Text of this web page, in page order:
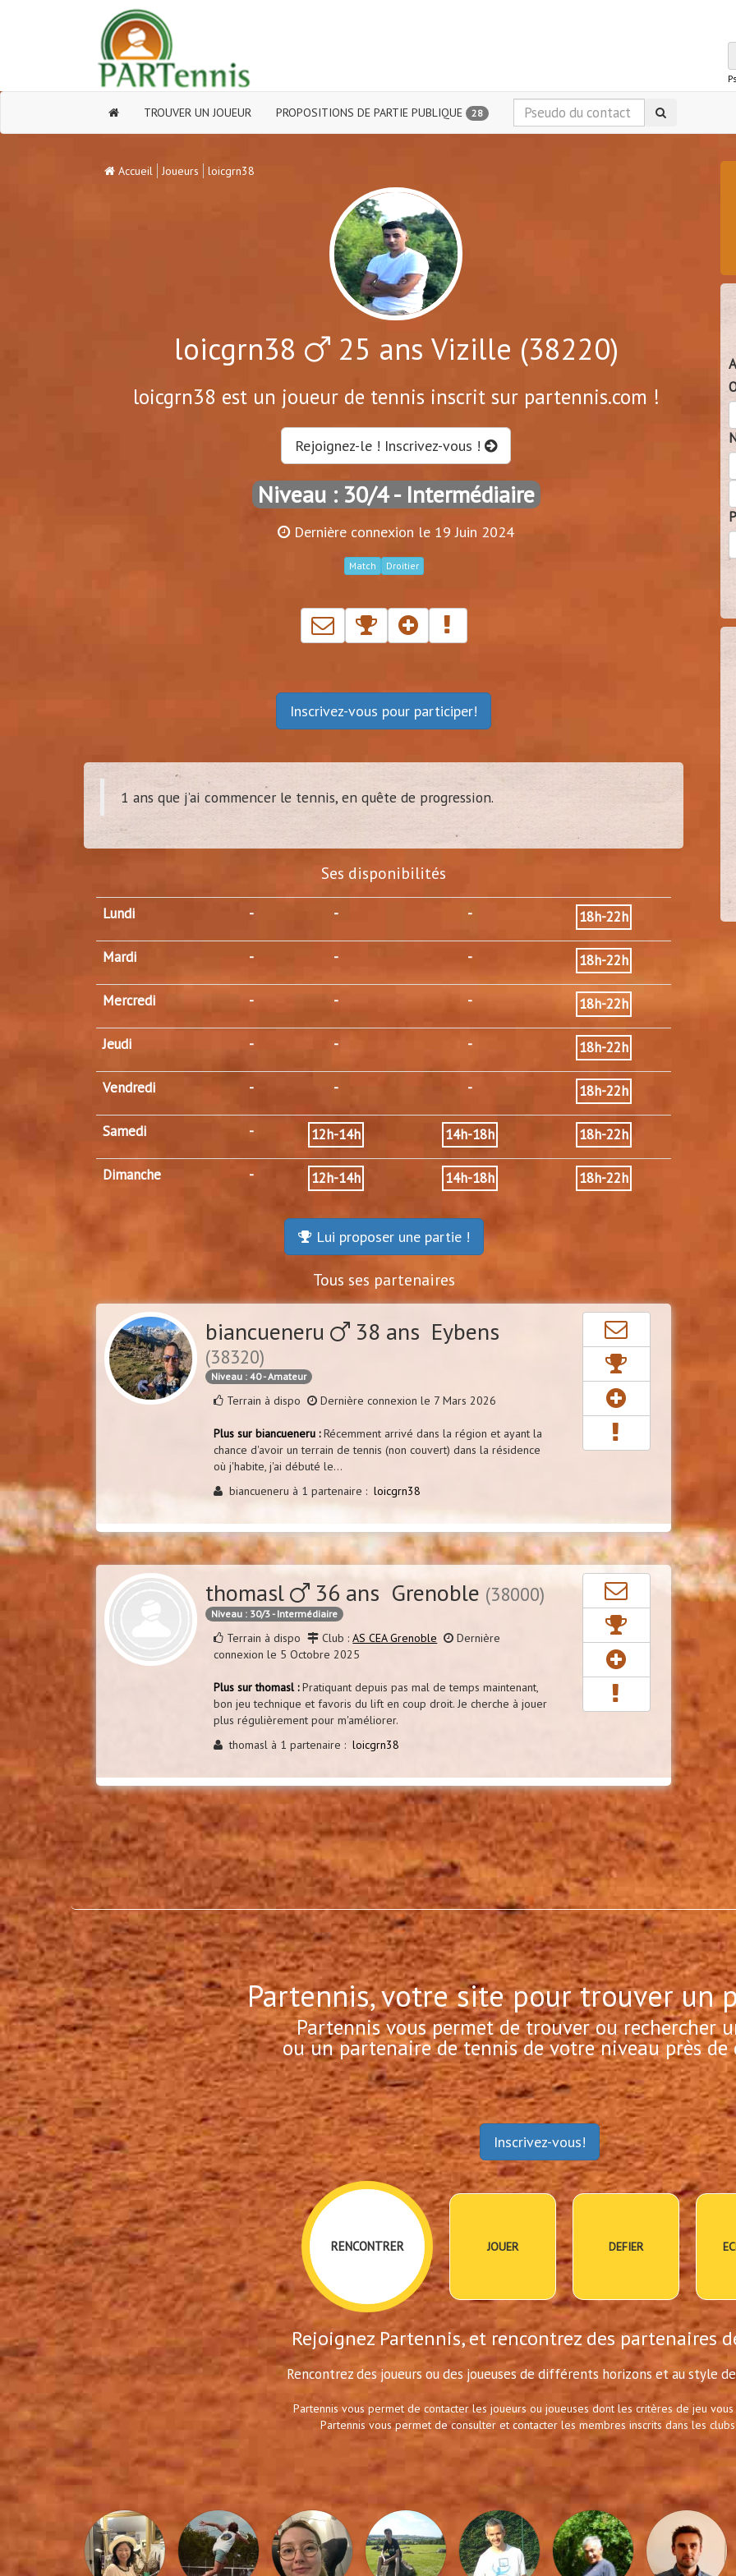
TROUVER UN JOUEUR PROPOSITIONS DE PARTIE PUBLIQUE 28
Accueil Joueurs loicgrn38
loicgrn38 25 ans Vizille (38220)
loicgrn38 est un joueur de tennis inscrit sur partennis.com !
Rejoignez-le ! Inscrivez-vous !
Niveau : 30/4- Intermédiaire
Dernière connexion le 19 Juin 2024
Match Droitier
Inscrivez-vous pour participer!
1 ans que j’ai commencer le tennis, en quête de progression.
Ses disponibilités
Lundi - - - 18h-22h
Mardi - - - 18h-22h
Mercredi - - - 18h-22h
Jeudi - - - 18h-22h
Vendredi - - - 18h-22h
Samedi - 12h-14h 14h-18h 18h-22h
Dimanche - 12h-14h 14h-18h 18h-22h
Lui proposer une partie !
Tous ses partenaires
biancueneru 38 ans Eybens
(38320)
Niveau : 40 - Amateur
Terrain à dispo Dernière connexion le 7 Mars 2026
Plus sur biancueneru :Récemment arrivé dans la région et ayant la
chance d'avoir un terrain de tennis (non couvert) dans la résidence
où j'habite, j'ai débuté le...
biancueneru à 1 partenaire :loicgrn38
thomasl 36 ans Grenoble (38000)
Niveau : 30/3 - Intermédiaire
Terrain à dispo Club :AS CEA Grenoble
Dernière
connexion le 5 Octobre 2025
Plus sur thomasl :Pratiquant depuis pas mal de temps maintenant,
bon jeu technique et favoris du lift en coup droit. Je cherche à jouer
plus régulièrement pour m'améliorer.
thomasl à 1 partenaire :loicgrn38
( Tours - 37) ( Belbeuf - 76)
Partennis, votre site pour trouver un
Partennis vous permet de trouver ou rechercher
ou un partenaire de tennis de votre niveau près de
Inscrivez-vous!
RENCONTRER JOUER DEFIER
Rejoignez Partennis, et rencontrez des partenaires
Rencontrez des joueurs ou des joueuses de différents horizons et au style
Partennis vous permet de contacter les joueurs ou joueuses dont les critères de jeu
Partennis vous permet de consulter et contacter les membres inscrits dans les